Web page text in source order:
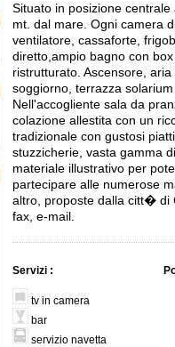
Situato in posizione
mt. dal mare. Ogni camera
ventilatore, cassaforte,
diretto,ampio bagno con
ristrutturato. Ascensore,
soggiorno, terrazza
Nell'accogliente sala da
colazione allestita con un
tradizionale con gustosi
stuzzicherie, vasta gamma
materiale illustrativo per
partecipare alle numerose
altro, proposte dalla citt� di
fax, e-mail.
Servizi :
tv in camera
bar
servizio navetta